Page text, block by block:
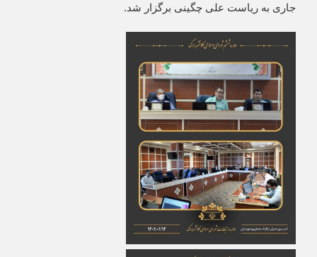
جاری به ریاست علی چگینی برگزار شد.